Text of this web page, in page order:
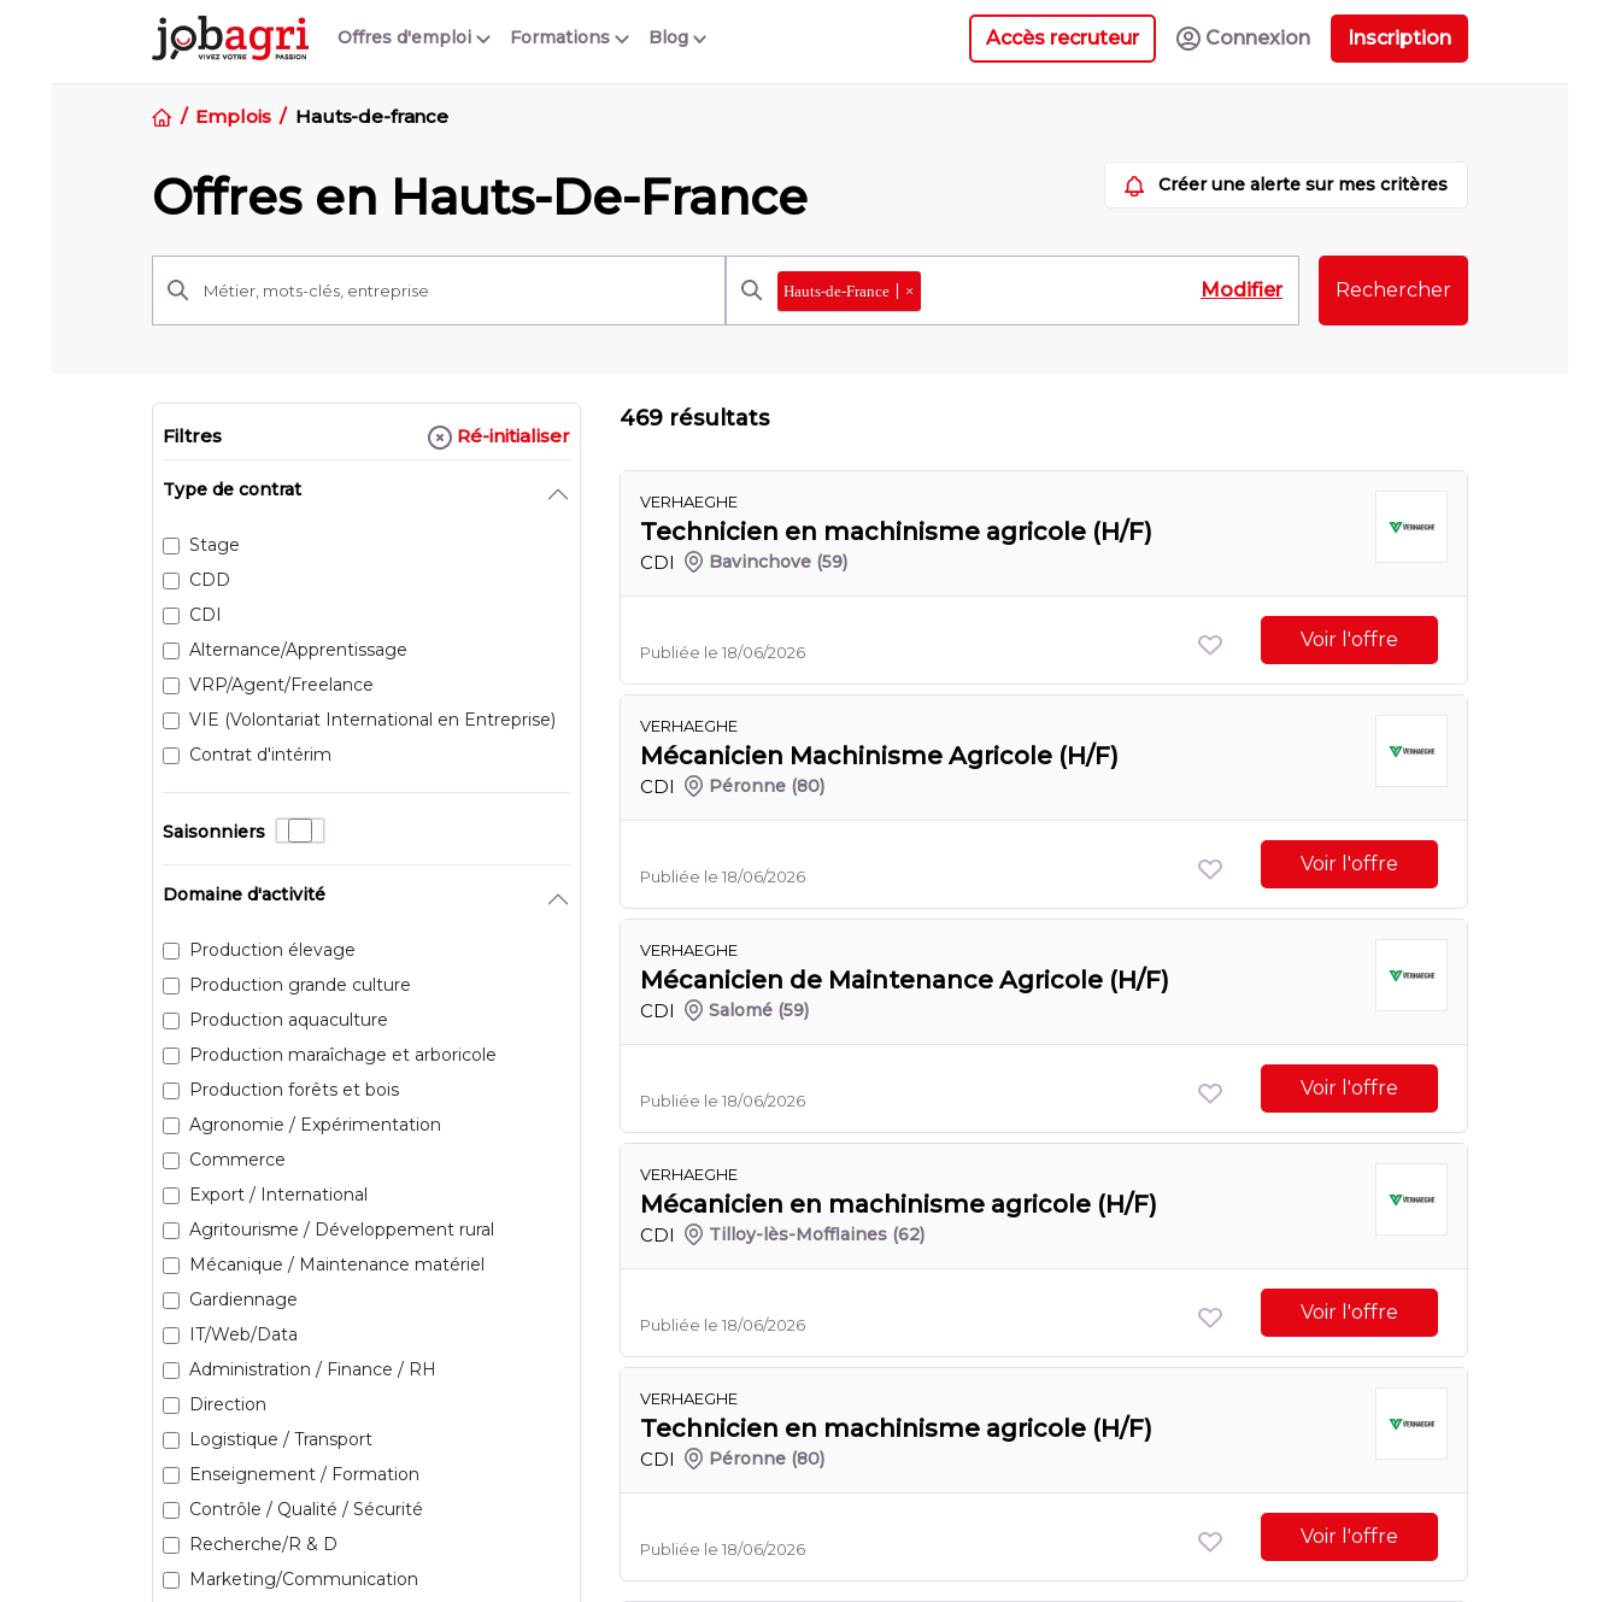
Offres d'emploi Blog
Formations Accès recruteur Connexion Inscription
Emplois Hauts-de-france
Offres en Hauts-De-France Créer une alerte sur mes critères
Hauts-de-France × Modifier Rechercher
Filtres Ré-initialiser
Type de contrat
Stage
CDD
CDI
Alternance/Apprentissage
VRP/Agent/Freelance
VIE (Volontariat International en Entreprise)
Contrat d'intérim
Saisonniers
Domaine d'activité
Production élevage
Production grande culture
Production aquaculture
Production maraîchage et arboricole
Production forêts et bois
Agronomie / Expérimentation
Commerce
Export / International
Agritourisme / Développement rural
Mécanique / Maintenance matériel
Gardiennage
IT/Web/Data
Administration / Finance / RH
Direction
Logistique / Transport
Enseignement / Formation
Contrôle / Qualité / Sécurité
Recherche/R & D
Marketing/Communication
469 résultats
VERHAEGHE
Technicien en machinisme agricole (H/F)
CDI Bavinchove (59)
Publiée le 18/06/2026
Voir l'offre
VERHAEGHE
Mécanicien Machinisme Agricole (H/F)
CDI Péronne (80)
Publiée le 18/06/2026
Voir l'offre
VERHAEGHE
Mécanicien de Maintenance Agricole (H/F)
CDI Salomé (59)
Publiée le 18/06/2026
Voir l'offre
VERHAEGHE
Mécanicien en machinisme agricole (H/F)
CDI Tilloy-lès-Mofflaines (62)
Publiée le 18/06/2026
Voir l'offre
VERHAEGHE
Technicien en machinisme agricole (H/F)
CDI Péronne (80)
Publiée le 18/06/2026
Voir l'offre